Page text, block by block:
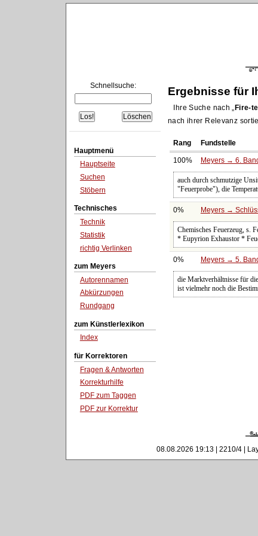
Schnellsuche:
Hauptmenü
Hauptseite
Suchen
Stöbern
Technisches
Technik
Statistik
richtig Verlinken
zum Meyers
Autorennamen
Abkürzungen
Rundgang
zum Künstlerlexikon
Index
für Korrektoren
Fragen & Antworten
Korrekturhilfe
PDF zum Taggen
PDF zur Korrektur
Ergebnisse für
Ihre Suche nach Fire-
nach ihrer Relevanz
Rang Fundstelle
100% Meyers → 6.
auch durch schmutzige
"Feuerprobe"), die
0% Meyers →
Chemisches Feuerzeug, s.
* Eupyrion Exhaustor *
0% Meyers → 5.
die Marktverhältnisse für
ist vielmehr noch die
08.08.2026 19:13 | 2210/4 |